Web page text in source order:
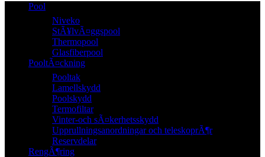
Pool
Niveko
StÃ¥lvÃ¤ggspool
Thermopool
Glasfiberpool
PooltÃ¤ckning
Pooltak
Lamellskydd
Poolskydd
Termofiltar
Vinter-och sÃ¤kerhetsskydd
Upprullningsanordningar och teleskoprÃ¶r
Reservdelar
RengÃ¶ring